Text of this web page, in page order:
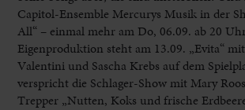
Capitol-Ensemble Mercurys Musik in der
All“ – einmal mehr am Do, 06.09. ab 20
Eigenproduktion steht am 13.09. „Evita“
Valentini und Sascha Krebs auf dem
verspricht die Schlager-Show mit Mary
Trepper „Nutten, Koks und frische